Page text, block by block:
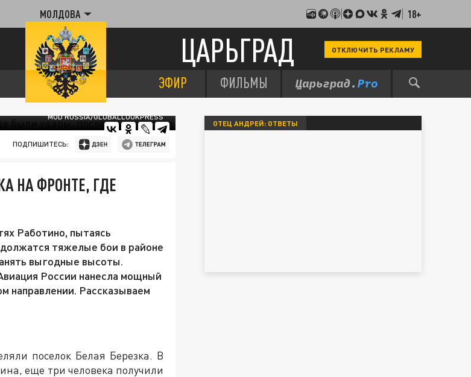
МОЛДОВА 18+
ЦАРЬГРАД ОТКЛЮЧИТЬ РЕКЛАМУ
ЭФИР ФИЛЬМЫ
MOD RUSSIA/GLOBALLOOKPRESS
ПОДПИШИТЕСЬ:
НА ФРОНТЕ, ГДЕ
Работино, пытаясь
тяжелые бои в районе
выгодные высоты.
России нанесла мощный
направлении. Рассказываем
поселок Белая Березка. В
еще три человека получили
ОТЕЦ АНДРЕЙ: ОТВЕТЫ